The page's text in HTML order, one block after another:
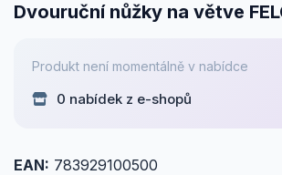
Dvouruční nůžky na větve
Produkt není momentálně v nabídce
0 nabídek z e-shopů
EAN: 783929100500